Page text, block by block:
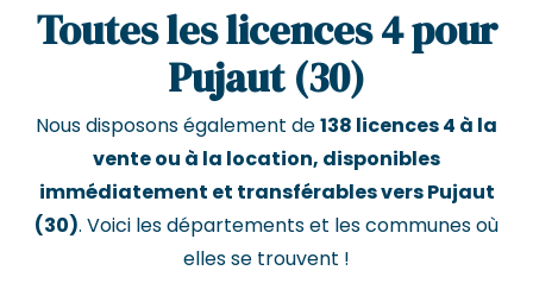
Toutes les licences 4 pour
Pujaut (30)
Nous disposons également de138 licences 4 à la
vente ou à la location, disponibles
immédiatement et transférables vers Pujaut
(30). Voici les départements et les communes où
elles se trouvent !